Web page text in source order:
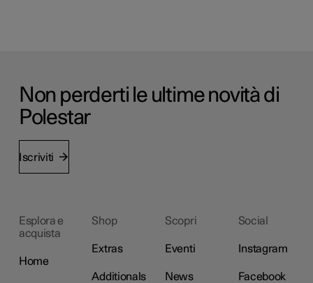
Non perderti le ultime novità di
Polestar
Iscriviti
Esplora e
acquista
Home
Shop
Extras
Additionals
Scopri
Eventi
News
Social
Instagram
Facebook